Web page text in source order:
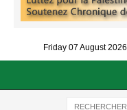
Friday 07 August 2026